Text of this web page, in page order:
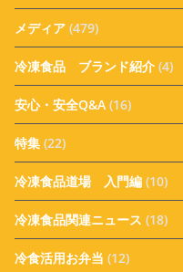
メディア (479)
冷凍食品 ブランド紹介 (4)
安心・安全Q&A (16)
特集 (22)
冷凍食品道場 入門編 (10)
冷凍食品関連ニュース (18)
冷食活用お弁当 (12)